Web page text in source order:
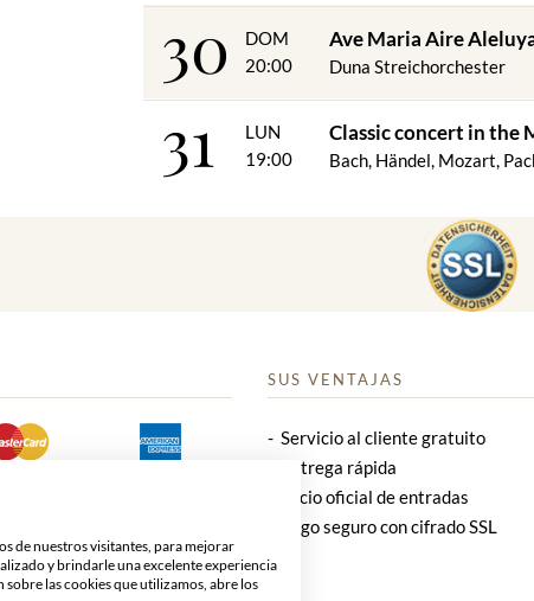
30
DOM
20:00
Ave Maria Aire
Duna Streichorchester
31
LUN
19:00
Classic concert in the
Bach, Händel, Mozart,
SUS VENTAJAS
Servicio al cliente gratuito
Entrega rápida
Socio oficial de entradas
Pago seguro con cifrado SSL
de nuestros visitantes, para mejorar
y brindarle una excelente experiencia
las cookies que utilizamos, abre los